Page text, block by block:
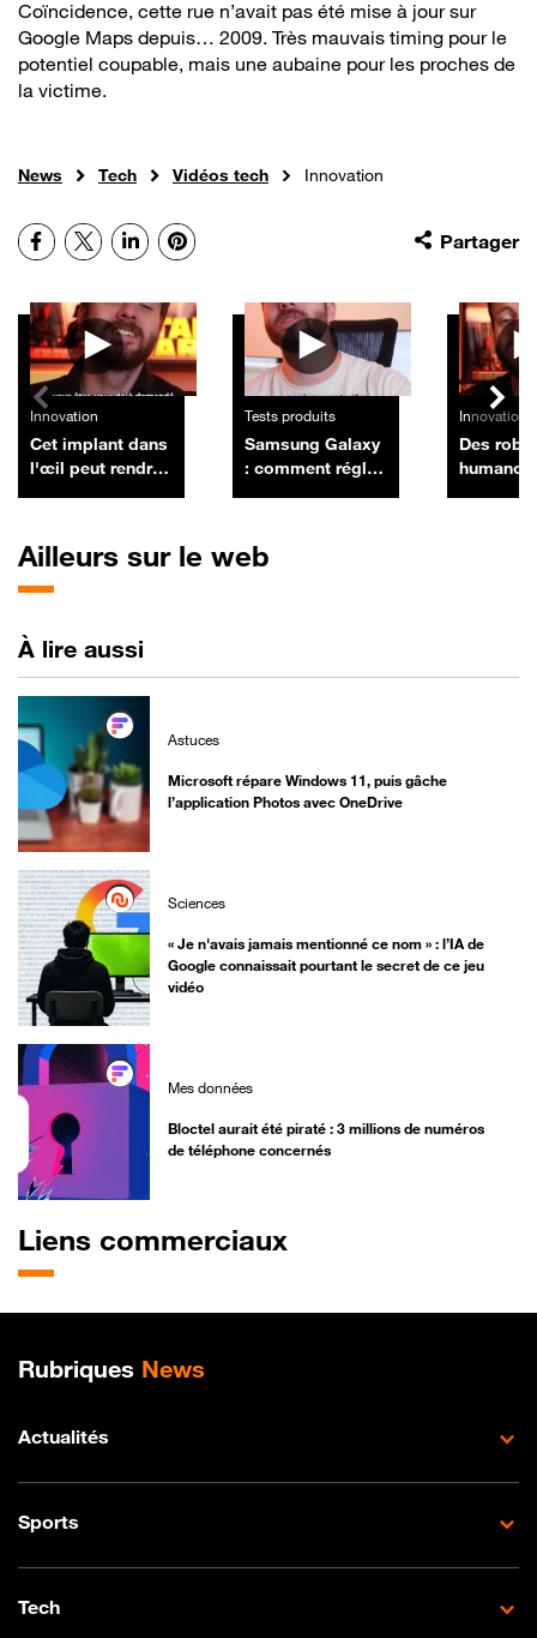
Coïncidence, cette rue n’avait pas été mise à jour sur
Google Maps depuis… 2009. Très mauvais timing pour le
potentiel coupable, mais une aubaine pour les proches de
la victime.
News Tech Vidéos tech Innovation
Partager
Facebook
X LinkedInPinterest
Autres vidéos
Innovation
Cet implant dans
l'œil peut rendre
Tests produits
Samsung Galaxy
: comment régler
protection
Innovation
Des
Ailleurs sur le web
À lire aussi
Astuces
Microsoft répare Windows 11, puis gâche
l’application Photos avec OneDrive
Sciences
« Je n'avais jamais mentionné ce nom » : l’IA de
Google connaissait pourtant le secret de ce jeu
vidéo
Mes données
Bloctel aurait été piraté : 3 millions de numéros
de téléphone concernés
Liens commerciaux
Plan de site
Rubriques News
Actualités
Sports
Tech